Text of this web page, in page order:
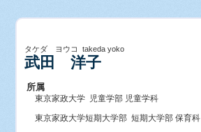
タケダ ヨウコ takeda yoko
武田 洋子
所属
東京家政大学 児童学部 児童学科
東京家政大学短期大学部 短期大学部 保育科